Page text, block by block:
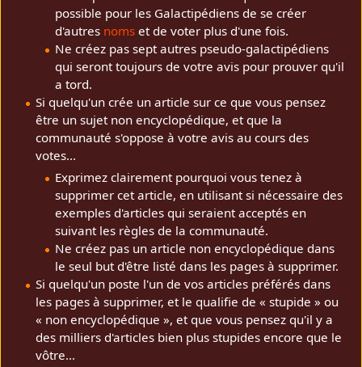
possible pour les Galactipédiens de se créer
d'autres nomset de voter plus d'une fois.
Ne créez pas sept autres pseudo-galactipédiens
qui seront toujours de votre avis pour prouver qu'il
a tord.
Si quelqu'un crée un article sur ce que vous pensez
être un sujet non encyclopédique, et que la
communauté s'oppose à votre avis au cours des
votes...
Exprimez clairement pourquoi vous tenez à
supprimer cet article, en utilisant si nécessaire des
exemples d'articles qui seraient acceptés en
suivant les règles de la communauté.
Ne créez pas un article non encyclopédique dans
le seul but d'être listé dans les pages à supprimer.
Si quelqu'un poste l'un de vos articles préférés dans
les pages à supprimer, et le qualifie de « stupide » ou
« non encyclopédique », et que vous pensez qu'il y a
des milliers d'articles bien plus stupides encore que le
vôtre...